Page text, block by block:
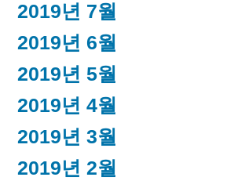
2019년 7월
2019년 6월
2019년 5월
2019년 4월
2019년 3월
2019년 2월